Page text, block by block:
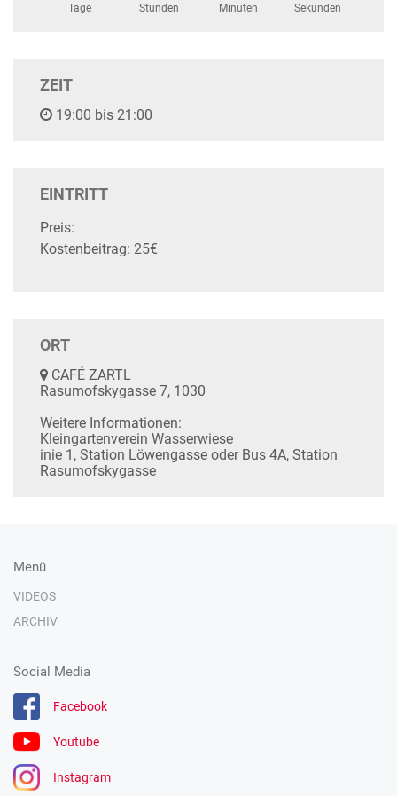
Tage Stunden Minuten Sekunden
ZEIT
19:00 bis 21:00
EINTRITT
Preis:
Kostenbeitrag: 25€
ORT
CAFÉ ZARTL
Rasumofskygasse 7, 1030
Weitere Informationen:
Kleingartenverein Wasserwiese
inie 1, Station Löwengasse oder Bus 4A, Station
Rasumofskygasse
Menü
VIDEOS
ARCHIV
Social Media
Facebook
Youtube
Instagram